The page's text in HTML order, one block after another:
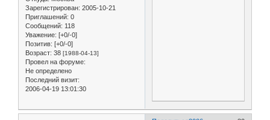
Зарегистрирован: 2005-10-21
Приглашений: 0
Сообщений: 118
Уважение: [+0/-0]
Позитив: [+0/-0]
Возраст: 38 [1988-04-13]
Провел на форуме:
Не определено
Последний визит:
2006-04-19 13:01:30